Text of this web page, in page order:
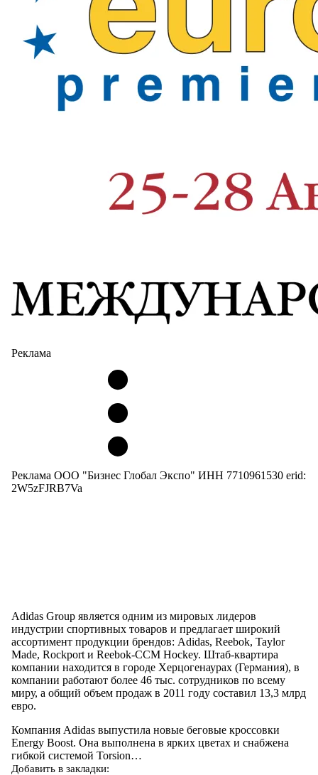
Реклама
Реклама ООО "Бизнес Глобал Экспо" ИНН 7710961530 erid:
2W5zFJRB7Va
Adidas Group является одним из мировых лидеров
индустрии спортивных товаров и предлагает широкий
ассортимент продукции брендов: Adidas, Reebok, Taylor
Made, Rockport и Reebok-CCM Hockey. Штаб-квартира
компании находится в городе Херцогенаурах (Германия), в
компании работают более 46 тыс. сотрудников по всему
миру, а общий объем продаж в 2011 году составил 13,3 млрд
евро.
Компания Adidas выпустила новые беговые кроссовки
Energy Boost. Она выполнена в ярких цветах и снабжена
гибкой системой Torsion…
Добавить в закладки: